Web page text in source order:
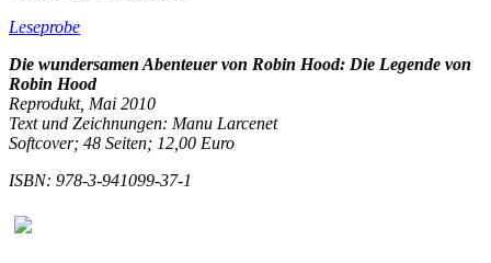
Leseprobe
Die wundersamen Abenteuer von Robin Hood: Die Legende von
Robin Hood
Reprodukt, Mai 2010
Text und Zeichnungen: Manu Larcenet
Softcover; 48 Seiten; 12,00 Euro
ISBN: 978-3-941099-37-1